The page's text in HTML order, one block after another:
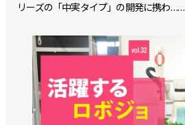
リーズの「中実タイプ」の開発に携わ……